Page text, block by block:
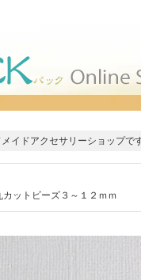
イドアクセサリーショップで
カットビーズ３～１２ｍｍ